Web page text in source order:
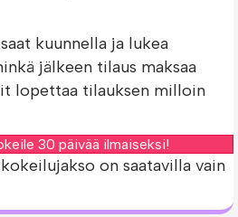
kuunnella ja lukea
jälkeen tilaus maksaa
lopettaa tilauksen milloin
30 päivää ilmaiseksi!
on saatavilla vain